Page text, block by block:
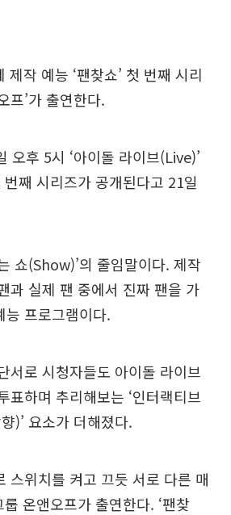
제작 예능 ‘팬찾쇼’ 첫 번째 시리
프’가 출연한다.
오후 5시 ‘아이돌 라이브(Live)’
번째 시리즈가 공개된다고 21일
쇼(Show)’의 줄임말이다. 제작
과 실제 팬 중에서 진짜 팬을 가
능 프로그램이다.
서로 시청자들도 아이돌 라이브
표하며 추리해보는 ‘인터랙티브
)’ 요소가 더해졌다.
스위치를 켜고 끄듯 서로 다른 매
온앤오프가 출연한다. ‘팬찾